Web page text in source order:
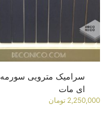
سرامیک مترویی سورمه
ای مات
2,250,000 تومان